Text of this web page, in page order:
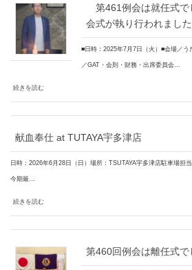
第461例会は就任式で
会式が執り行われました
■日時：2025年7月7日（火）■会場／
／GAT・会則・財務・出席委員会…
続きを読む
献血奉仕 at TUTAYA宇多津店
日時：2026年6月28日（日）場所：TSUTAYA宇多津店駐車場担
今期最…
続きを読む
第460回例会は離任式で